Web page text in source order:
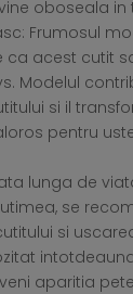
oboseala in
Frumosul
ca acest cutit
Modelul
si il
pentru
lunga de
se
si
aparitia